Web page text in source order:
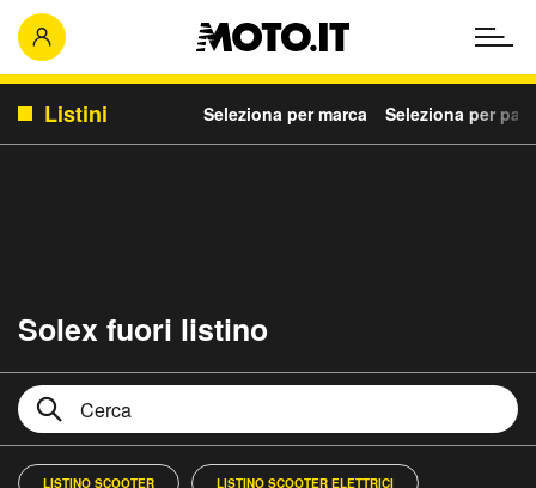
Listini Seleziona per marca Seleziona per
Solex fuori listino
LISTINO SCOOTER LISTINO SCOOTER ELETTRICI